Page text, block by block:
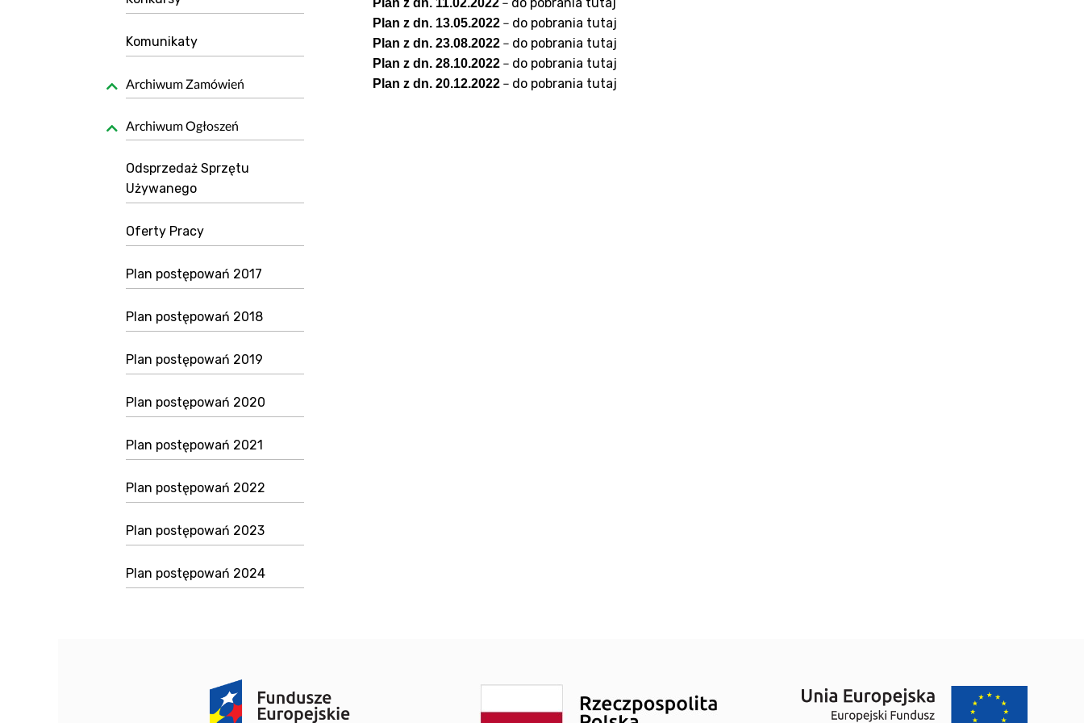
Bezpieczeństwo informacji
Sygnaliści
O nas
Kwartalnik „Diagnoza”
Standard Teleporad
Karta Praw Pacjenta
Szybowcowa 4
Transport Medyczny
Świadczenia Komercyjne
Komunikaty
Archiwum Zamówień
Archiwum Ogłoszeń
Odsprzedaż Sprzętu
Używanego
Oferty Pracy
Plan postępowań 2017
Plan postępowań 2018
Plan postępowań 2019
Plan postępowań 2020
Plan postępowań 2021
Plan postępowań 2022
Plan postępowań 2023
Plan postępowań 2024
Plan z dn. 11.02.2022
Plan z dn. 13.05.2022 – do pobrania tutaj
Plan z dn. 23.08.2022 – do pobrania tutaj
Plan z dn. 28.10.2022 – do pobrania tutaj
Plan z dn. 20.12.2022 – do pobrania tutaj